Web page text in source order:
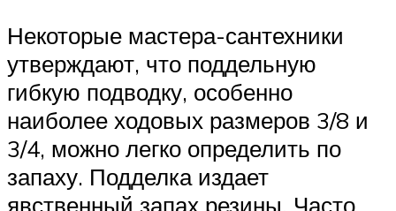
Некоторые мастера-сантехники
утверждают, что поддельную
гибкую подводку, особенно
наиболее ходовых размеров 3/8 и
3/4, можно легко определить по
запаху. Подделка издает
явственный запах резины. Часто